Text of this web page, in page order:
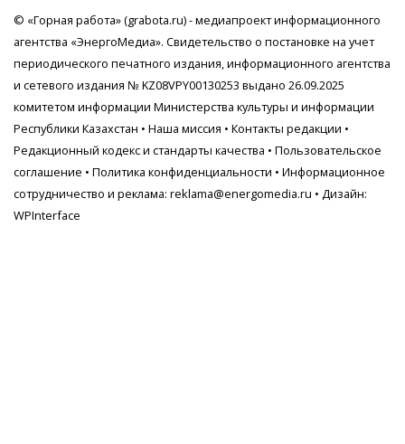
© «Горная работа» (grabota.ru) - медиапроект информационного
агентства «ЭнергоМедиа». Свидетельство о постановке на учет
периодического печатного издания, информационного агентства
и сетевого издания № KZ08VPY00130253 выдано 26.09.2025
комитетом информации Министерства культуры и информации
Республики Казахстан • Наша миссия • Контакты редакции •
Редакционный кодекс и стандарты качества • Пользовательское
соглашение • Политика конфиденциальности • Информационное
сотрудничество и реклама: reklama@energomedia.ru • Дизайн:
WPInterface